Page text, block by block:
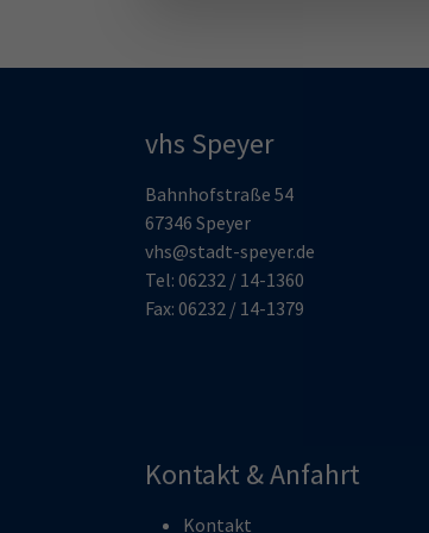
vhs Speyer
Bahnhofstraße 54
67346 Speyer
vhs@stadt-speyer.de
Tel: 06232 / 14-1360
Fax: 06232 / 14-1379
Kontakt & Anfahrt
Kontakt